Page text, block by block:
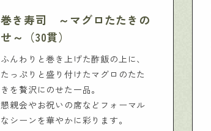
巻き寿司 ～マグロたたきの
せ～（30貫）
ふんわりと巻き上げた酢飯の上に、
たっぷりと盛り付けたマグロのたた
きを贅沢にのせた一品。
懇親会やお祝いの席などフォーマル
なシーンを華やかに彩ります。